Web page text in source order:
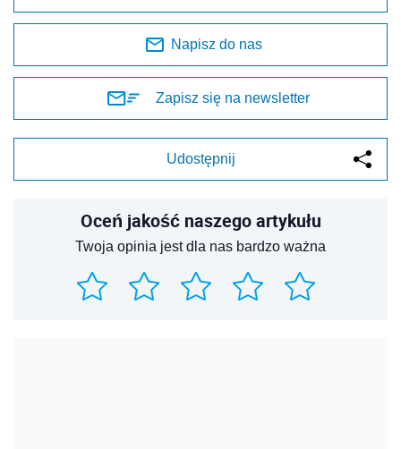
Napisz do nas
Zapisz się na newsletter
Udostępnij
Oceń jakość naszego artykułu
Twoja opinia jest dla nas bardzo ważna